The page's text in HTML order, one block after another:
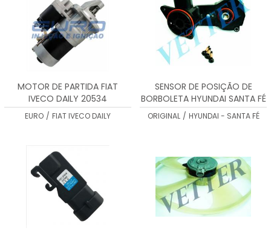
MOTOR DE PARTIDA FIAT
IVECO DAILY 20534
EURO / FIAT IVECO DAILY
SENSOR DE POSIÇÃO DE
BORBOLETA HYUNDAI SANTA FÉ
- 213181
ORIGINAL / HYUNDAI - SANTA FÉ